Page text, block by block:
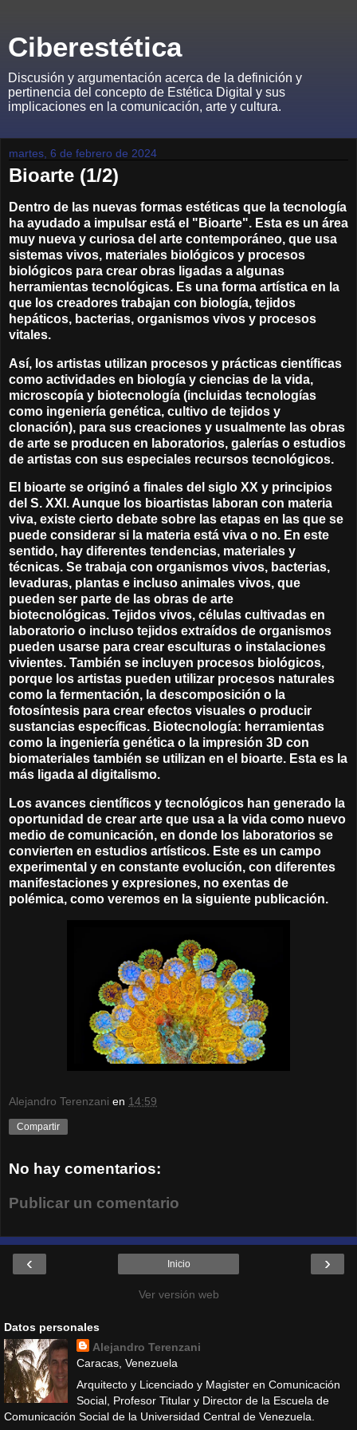
Ciberestética
Discusión y argumentación acerca de la definición y
pertinencia del concepto de Estética Digital y sus
implicaciones en la comunicación, arte y cultura.
martes, 6 de febrero de 2024
Bioarte (1/2)
Dentro de las nuevas formas estéticas que la tecnología
ha ayudado a impulsar está el "Bioarte". Esta es un área
muy nueva y curiosa del arte contemporáneo, que usa
sistemas vivos, materiales biológicos y procesos
biológicos para crear obras ligadas a algunas
herramientas tecnológicas. Es una forma artística en la
que los creadores trabajan con biología, tejidos
hepáticos, bacterias, organismos vivos y procesos
vitales.
Así, los artistas utilizan procesos y prácticas científicas
como actividades en biología y ciencias de la vida,
microscopía y biotecnología (incluidas tecnologías
como ingeniería genética, cultivo de tejidos y
clonación), para sus creaciones y usualmente las obras
de arte se producen en laboratorios, galerías o estudios
de artistas con sus especiales recursos tecnológicos.
El bioarte se originó a finales del siglo XX y principios
del S. XXI. Aunque los bioartistas laboran con materia
viva, existe cierto debate sobre las etapas en las que se
puede considerar si la materia está viva o no. En este
sentido, hay diferentes tendencias, materiales y
técnicas. Se trabaja con organismos vivos, bacterias,
levaduras, plantas e incluso animales vivos, que
pueden ser parte de las obras de arte
biotecnológicas. Tejidos vivos, células cultivadas en
laboratorio o incluso tejidos extraídos de organismos
pueden usarse para crear esculturas o instalaciones
vivientes. También se incluyen procesos biológicos,
porque los artistas pueden utilizar procesos naturales
como la fermentación, la descomposición o la
fotosíntesis para crear efectos visuales o producir
sustancias específicas. Biotecnología: herramientas
como la ingeniería genética o la impresión 3D con
biomateriales también se utilizan en el bioarte. Esta es la
más ligada al digitalismo.
Los avances científicos y tecnológicos han generado la
oportunidad de crear arte que usa a la vida como nuevo
medio de comunicación, en donde los laboratorios se
convierten en estudios artísticos. Este es un campo
experimental y en constante evolución, con diferentes
manifestaciones y expresiones, no exentas de
polémica, como veremos en la siguiente publicación.
Alejandro Terenzani en 14:59
Compartir
No hay comentarios:
Publicar un comentario
‹ ›
Inicio
Ver versión web
Datos personales
Alejandro Terenzani
Caracas, Venezuela
Arquitecto y Licenciado y Magister en Comunicación
Social, Profesor Titular y Director de la Escuela de
Comunicación Social de la Universidad Central de Venezuela.